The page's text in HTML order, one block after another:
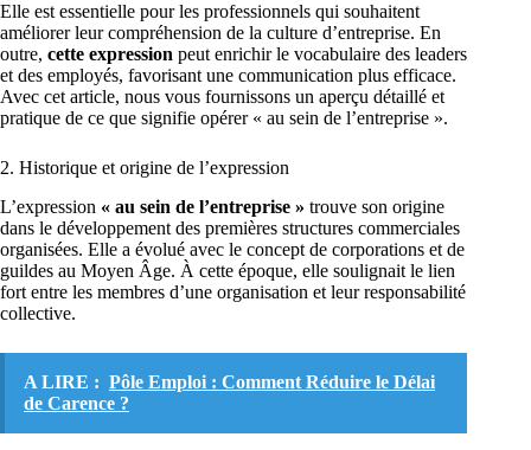
Elle est essentielle pour les professionnels qui souhaitent
améliorer leur compréhension de la culture d’entreprise. En
outre, cette expression peut enrichir le vocabulaire des leaders
et des employés, favorisant une communication plus efficace.
Avec cet article, nous vous fournissons un aperçu détaillé et
pratique de ce que signifie opérer « au sein de l’entreprise ».
2. Historique et origine de l’expression
L’expression « au sein de l’entreprise » trouve son origine
dans le développement des premières structures commerciales
organisées. Elle a évolué avec le concept de corporations et de
guildes au Moyen Âge. À cette époque, elle soulignait le lien
fort entre les membres d’une organisation et leur responsabilité
collective.
A LIRE : Pôle Emploi : Comment Réduire le Délai
de Carence ?